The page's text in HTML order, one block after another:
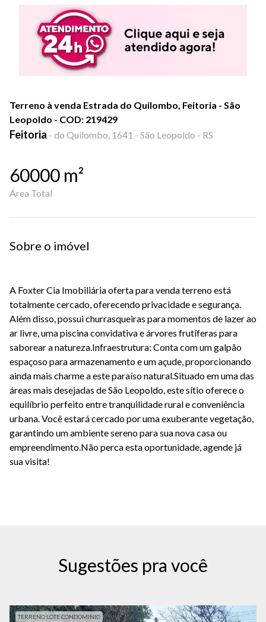
Terreno à venda Estrada do Quilombo, Feitoria - São
Leopoldo - COD: 219429
Feitoria - do Quilombo, 1641 - São Leopoldo - RS
60000 m²
Área Total
Sobre o imóvel
A Foxter Cia Imobiliária oferta para venda terreno está
totalmente cercado, oferecendo privacidade e segurança.
Além disso, possui churrasqueiras para momentos de lazer ao
ar livre, uma piscina convidativa e árvores frutíferas para
saborear a natureza.Infraestrutura: Conta com um galpão
espaçoso para armazenamento e um açude, proporcionando
ainda mais charme a este paraíso natural.Situado em uma das
áreas mais desejadas de São Leopoldo, este sítio oferece o
equilíbrio perfeito entre tranquilidade rural e conveniência
urbana. Você estará cercado por uma exuberante vegetação,
garantindo um ambiente sereno para sua nova casa ou
empreendimento.Não perca esta oportunidade, agende já
sua visita!
Sugestões pra você
TERRENO LOTE CONDOMINIO